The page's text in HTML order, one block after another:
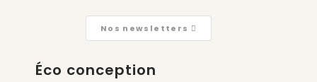
Nos newsletters
Éco conception